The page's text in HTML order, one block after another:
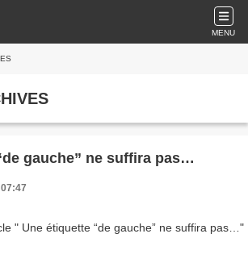
MENU
gauche” ne suffira pas…